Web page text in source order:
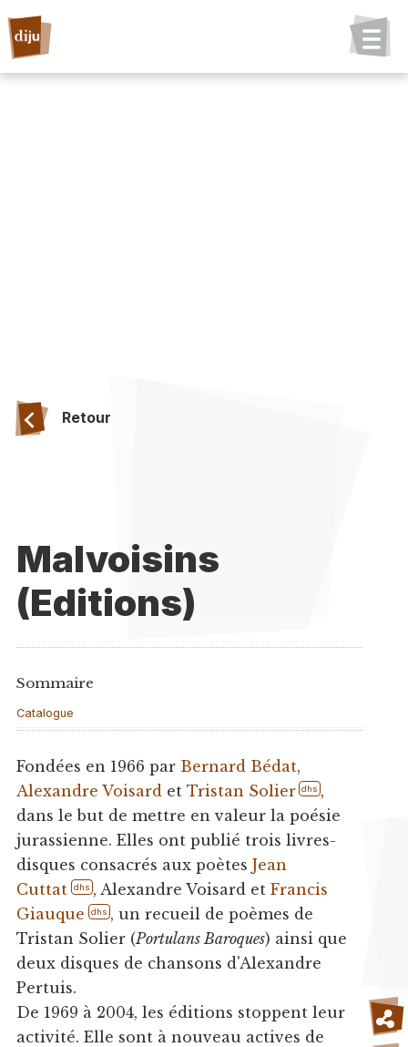
Retour
Malvoisins
(Editions)
Sommaire
Catalogue
Fondées en 1966 par Bernard Bédat,
Alexandre Voisard et Tristan Solier dhs ,
dans le but de mettre en valeur la poésie
jurassienne. Elles ont publié trois livres-
disques consacrés aux poètes Jean
Cuttat
dhs , Alexandre Voisard et Francis
Giauque
dhs , un recueil de poèmes de
Tristan Solier (Portulans Baroques) ainsi que
deux disques de chansons d'Alexandre
Pertuis.
De 1969 à 2004, les éditions stoppent leur
activité. Elle sont à nouveau actives de